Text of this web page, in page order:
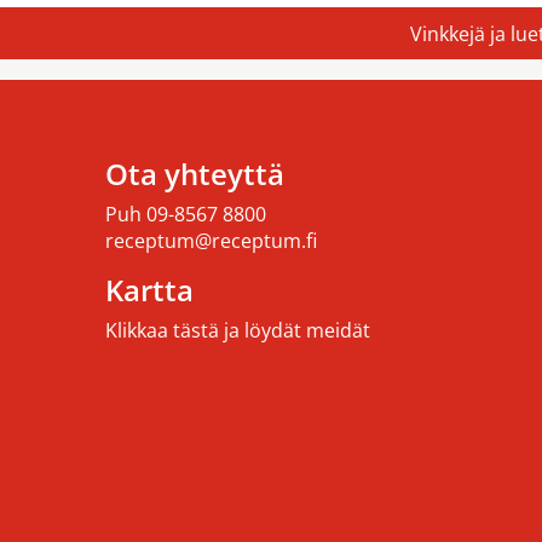
Vinkkejä ja
Ota yhteyttä
Puh 09-8567 8800
receptum@receptum.fi
Kartta
Klikkaa tästä ja löydät meidät